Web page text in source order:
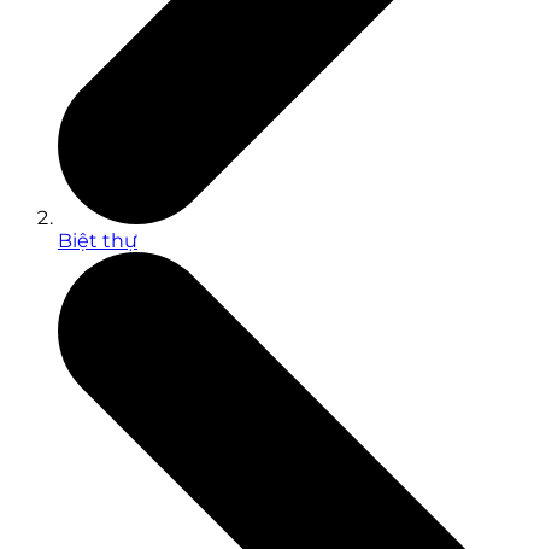
Biệt thự